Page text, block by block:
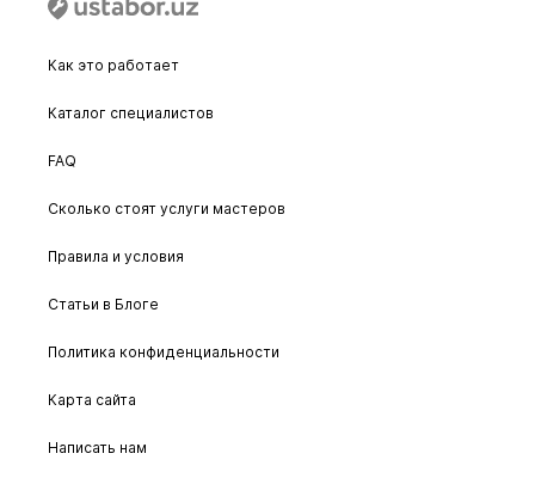
Как это работает
Каталог специалистов
FAQ
Сколько стоят услуги мастеров
Правила и условия
Статьи в Блоге
Политика конфиденциальности
Карта сайта
Написать нам